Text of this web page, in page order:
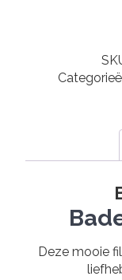
Deze mooie